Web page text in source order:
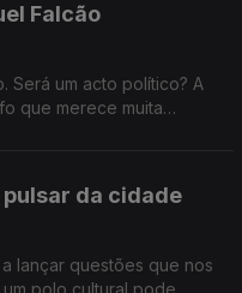
Falcão
Será um acto político? A
que merece muita
da cidade
lançar questões que nos
polo cultural pode